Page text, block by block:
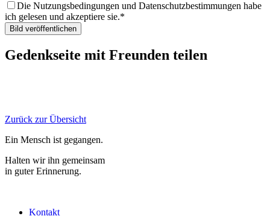
Die Nutzungsbedingungen und Datenschutzbestimmungen habe
ich gelesen und akzeptiere sie.
Gedenkseite mit Freunden teilen
Zurück zur Übersicht
Ein Mensch ist gegangen.
Halten wir ihn gemeinsam
in guter Erinnerung.
Kontakt